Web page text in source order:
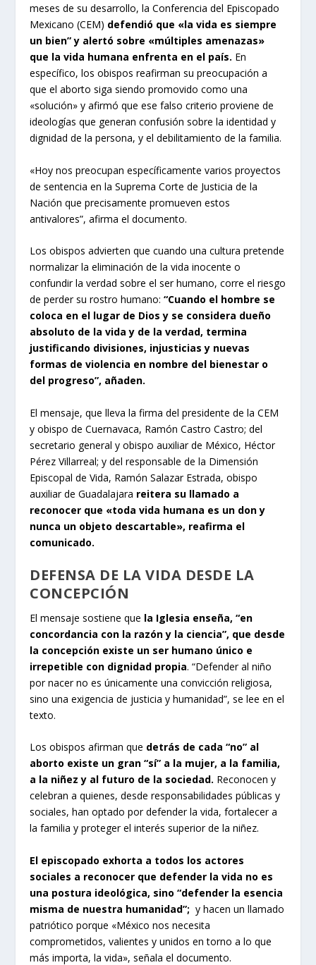
meses de su desarrollo, la Conferencia del Episcopado
Mexicano (CEM) defendió que «la vida es siempre
un bien” y alertó sobre «múltiples amenazas»
que la vida humana enfrenta en el país. En
específico, los obispos reafirman su preocupación a
que el aborto siga siendo promovido como una
«solución» y afirmó que ese falso criterio proviene de
ideologías que generan confusión sobre la identidad y
dignidad de la persona, y el debilitamiento de la familia.
«Hoy nos preocupan específicamente varios proyectos
de sentencia en la Suprema Corte de Justicia de la
Nación que precisamente promueven estos
antivalores”, afirma el documento.
Los obispos advierten que cuando una cultura pretende
normalizar la eliminación de la vida inocente o
confundir la verdad sobre el ser humano, corre el riesgo
de perder su rostro humano:“Cuando el hombre se
coloca en el lugar de Dios y se considera dueño
absoluto de la vida y de la verdad, termina
justificando divisiones, injusticias y nuevas
formas de violencia en nombre del bienestar o
del progreso”, añaden.
El mensaje, que lleva la firma del presidente de la CEM
y obispo de Cuernavaca, Ramón Castro Castro; del
secretario general y obispo auxiliar de México, Héctor
Pérez Villarreal; y del responsable de la Dimensión
Episcopal de Vida, Ramón Salazar Estrada, obispo
auxiliar de Guadalajara reitera su llamado a
reconocer que «toda vida humana es un don y
nunca un objeto descartable», reafirma el
comunicado.
DEFENSA DE LA VIDA DESDE LA
CONCEPCIÓN
El mensaje sostiene que la Iglesia enseña, “en
concordancia con la razón y la ciencia”, que desde
la concepción existe un ser humano único e
irrepetible con dignidad propia. “Defender al niño
por nacer no es únicamente una convicción religiosa,
sino una exigencia de justicia y humanidad”, se lee en el
texto.
Los obispos afirman que detrás de cada “no” al
aborto existe un gran “sí” a la mujer, a la familia,
a la niñez y al futuro de la sociedad. Reconocen y
celebran a quienes, desde responsabilidades públicas y
sociales, han optado por defender la vida, fortalecer a
la familia y proteger el interés superior de la niñez.
El episcopado exhorta a todos los actores
sociales a reconocer que defender la vida no es
una postura ideológica, sino “defender la esencia
misma de nuestra humanidad”;y hacen un llamado
patriótico porque «México nos necesita
comprometidos, valientes y unidos en torno a lo que
más importa, la vida», señala el documento.